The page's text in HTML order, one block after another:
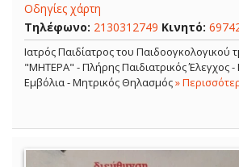
Οδηγίες χάρτη
Τηλέφωνο: 2130312749 Κινητό:
Ιατρός Παιδίατρος του Παιδοογκολογικού
"ΜΗΤΕΡΑ" - Πλήρης Παιδιατρικός Έλεγχος -
Εμβόλια - Μητρικός Θηλασμός»